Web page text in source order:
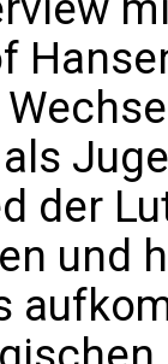
der
und